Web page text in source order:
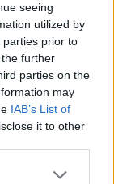
seeing
utilized by
parties prior to
further
parties on the
may
IAB’s List of
it to other
more Google